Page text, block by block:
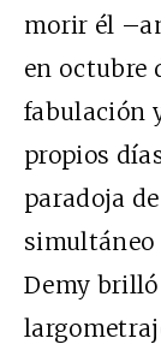
morir él
en octubre
fabulación
propios
paradoja
simultáneo
Demy